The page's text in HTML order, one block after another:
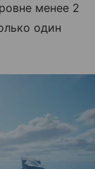
менее 2
один